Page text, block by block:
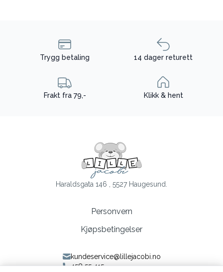
Trygg betaling 14 dager returett
Frakt fra 79,- Klikk & hent
Haraldsgata 146 , 5527 Haugesund.
Personvern
Kjøpsbetingelser
kundeservice@lillejacobi.no
458 55 415